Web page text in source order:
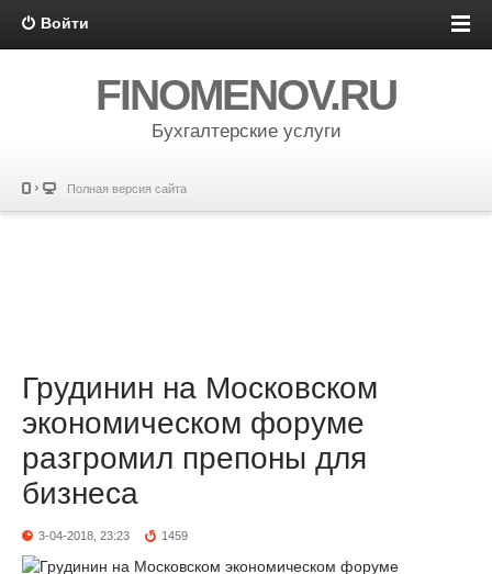
Войти
FINOMENOV.RU
Бухгалтерские услуги
Полная версия сайта
Грудинин на Московском
экономическом форуме
разгромил препоны для
бизнеса
3-04-2018, 23:23 1459